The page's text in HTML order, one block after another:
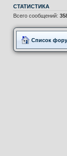
СТАТИСТИКА
Всего сообщений:
Список